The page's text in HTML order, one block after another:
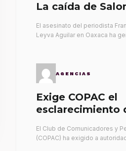
La caída de
El asesinato del periodista
Leyva Aguilar en Oaxaca ha
AGENCIAS
Exige COPAC el
esclarecimiento
El Club de Comunicadores y
(COPAC) ha exigido a